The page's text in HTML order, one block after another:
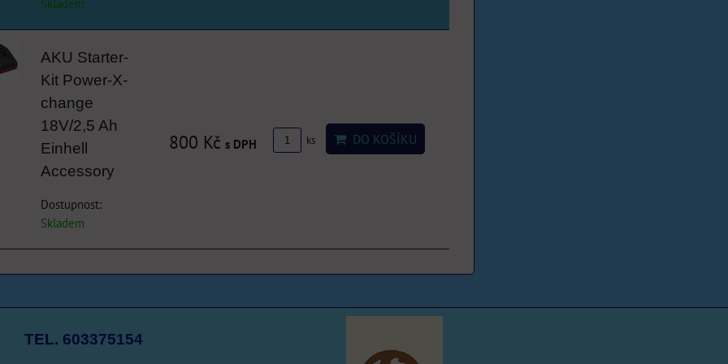
Skladem
AKU Starter-
Kit Power-X-
change
18V/2,5 Ah
Einhell
Accessory
Dostupnost:
Skladem
800 Kč s DPH ks DO KOŠÍKU
TEL. 603375154